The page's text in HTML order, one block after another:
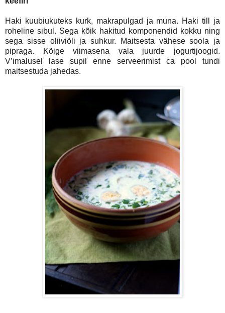
Haki kuubiukuteks kurk, makrapulgad ja muna. Haki till ja
roheline sibul. Sega kõik hakitud komponendid kokku ning
sega sisse oliiviõli ja suhkur. Maitsesta vähese soola ja
pipraga. Kõige viimasena vala juurde jogurtijoogid.
V’imalusel lase supil enne serveerimist ca pool tundi
maitsestuda jahedas.